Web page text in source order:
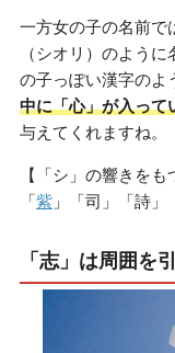
一方女の子の名前で
（シオリ）のよう
の子っぽい漢字のよ
中に「心」が入って
与えてくれますね。
【「シ」の響きをも
「紫」「司」「詩」
「志」は周囲を